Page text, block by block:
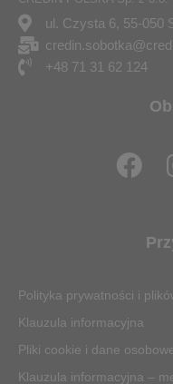
ul. Czysta 6, 55-050
+48 71 31 62 124
F
a
o
o
k
Polityka prywatności i
Klauzula informacyjna
Pliki cookie i dane
Klauzula informacyjna –